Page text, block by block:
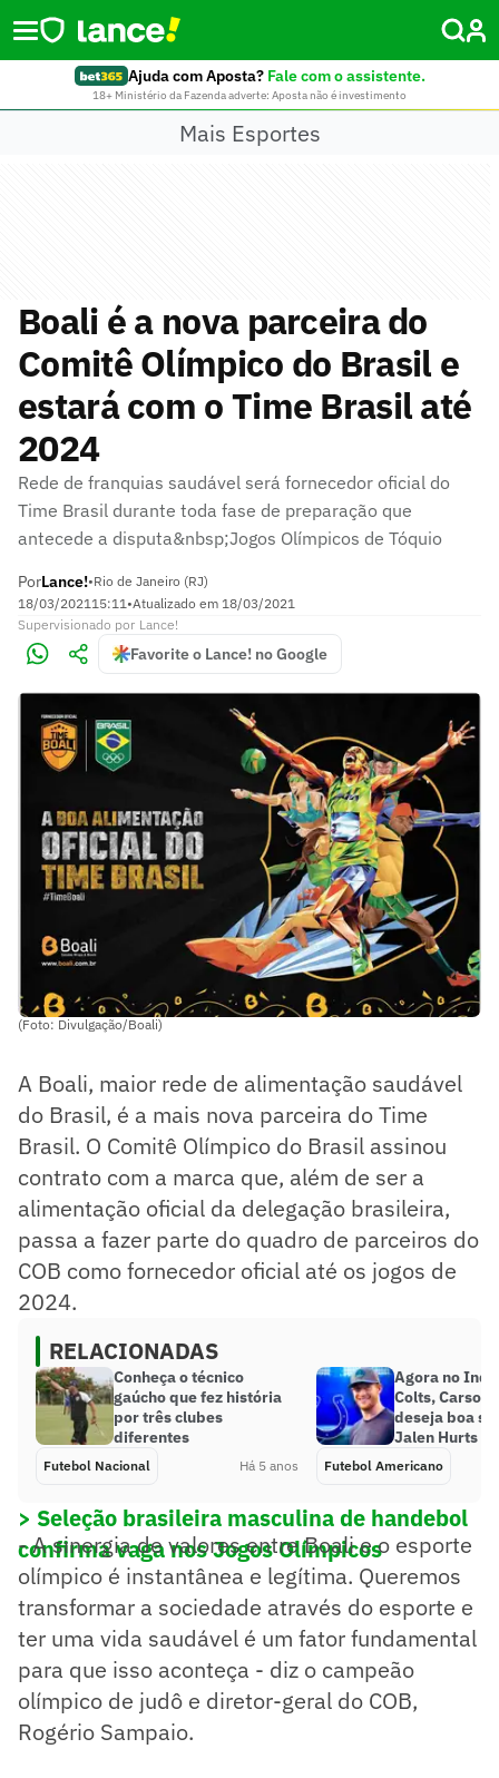
Ajuda com Aposta? Fale com o assistente.
18+ Ministério da Fazenda adverte: Aposta não é investimento
Mais Esportes
Boali é a nova parceira do
Comitê Olímpico do Brasil e
estará com o Time Brasil até
2024
Rede de franquias saudável será fornecedor oficial do
Time Brasil durante toda fase de preparação que
antecede a disputa&nbsp;Jogos Olímpicos de Tóquio
PorLance!•Rio de Janeiro (RJ)
18/03/202115:11•Atualizado em 18/03/2021
Supervisionado por Lance!
Favorite o Lance! no Google
(Foto: Divulgação/Boali)
A Boali, maior rede de alimentação saudável
do Brasil, é a mais nova parceira do Time
Brasil. O Comitê Olímpico do Brasil assinou
contrato com a marca que, além de ser a
alimentação oficial da delegação brasileira,
passa a fazer parte do quadro de parceiros do
COB como fornecedor oficial até os jogos de
2024.
RELACIONADAS
Conheça o técnico
gaúcho que fez história
por três clubes
diferentes
Futebol Nacional Há 5 anos
Agora no
Colts, Carson
deseja boa
Jalen Hurts
Futebol Americano
> Seleção brasileira masculina de handebol
confirma vaga nos Jogos Olímpicos
- A sinergia de valores entre Boali e o esporte
olímpico é instantânea e legítima. Queremos
transformar a sociedade através do esporte e
ter uma vida saudável é um fator fundamental
para que isso aconteça - diz o campeão
olímpico de judô e diretor-geral do COB,
Rogério Sampaio.